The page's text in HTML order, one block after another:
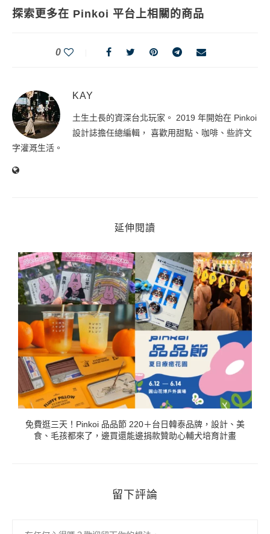
探索更多在 Pinkoi 平台上相關的商品
0
KAY
土生土長的資深台北玩家。 2019 年開始在 Pinkoi
設計誌擔任總編輯， 喜歡用甜點、咖啡、些許文
字灌溉生活。
延伸閱讀
免費逛三天！Pinkoi 品品節 220＋台日韓泰品牌，設計、美
食、毛孩都來了，邊買還能邊捐款贊助心輔犬培育計畫
留下評論